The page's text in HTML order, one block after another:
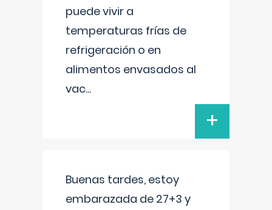
puede vivir a
temperaturas frías de
refrigeración o en
alimentos envasados al
vac...
+
Buenas tardes, estoy
embarazada de 27+3 y